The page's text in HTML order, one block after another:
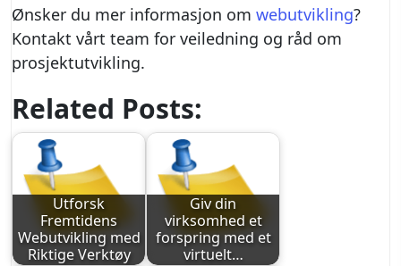
Ønsker du mer informasjon om webutvikling?
Kontakt vårt team for veiledning og råd om
prosjektutvikling.
Related Posts:
Utforsk
Fremtidens
Webutvikling med
Riktige Verktøy
Giv din
virksomhed et
forspring med et
virtuelt…